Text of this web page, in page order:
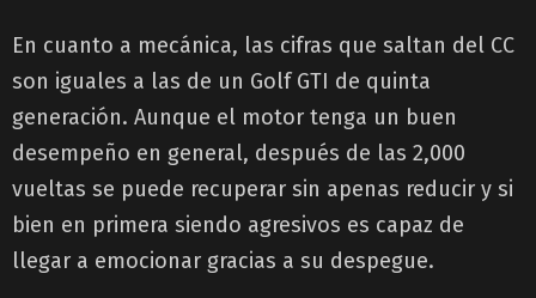
En cuanto a mecánica, las cifras que saltan del CC
son iguales a las de un Golf GTI de quinta
generación. Aunque el motor tenga un buen
desempeño en general, después de las 2,000
vueltas se puede recuperar sin apenas reducir y si
bien en primera siendo agresivos es capaz de
llegar a emocionar gracias a su despegue.